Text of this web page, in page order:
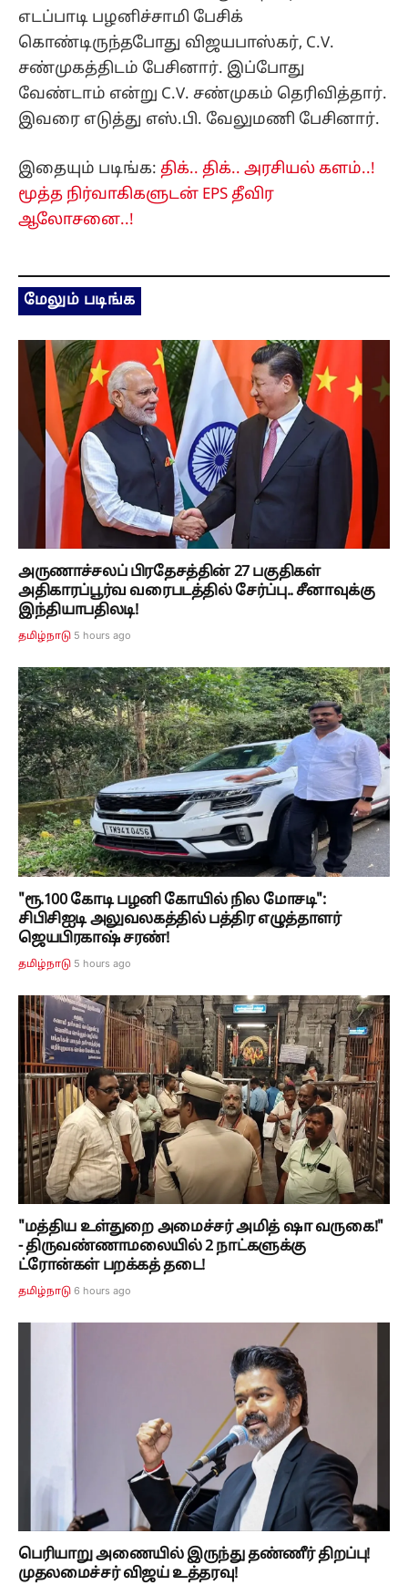
எடப்பாடி பழனிச்சாமி பேசிக்
கொண்டிருந்தபோது விஜயபாஸ்கர், C.V.
சண்முகத்திடம் பேசினார். இப்போது
வேண்டாம் என்று C.V. சண்முகம் தெரிவித்தார்.
இவரை எடுத்து எஸ்.பி. வேலுமணி பேசினார்.
இதையும் படிங்க: திக்.. திக்.. அரசியல் களம்..!
மூத்த நிர்வாகிகளுடன் EPS தீவிர
ஆலோசனை..!
மேலும் படிங்க
அருணாச்சலப் பிரதேசத்தின் 27 பகுதிகள்
அதிகாரப்பூர்வ வரைபடத்தில் சேர்ப்பு.. சீனாவுக்கு
இந்தியாபதிலடி!
தமிழ்நாடு 5 hours ago
"ரூ.100 கோடி பழனி கோயில் நில மோசடி":
சிபிசிஐடி அலுவலகத்தில் பத்திர எழுத்தாளர்
ஜெயபிரகாஷ் சரண்!
தமிழ்நாடு 5 hours ago
"மத்திய உள்துறை அமைச்சர் அமித் ஷா வருகை!"
- திருவண்ணாமலையில் 2 நாட்களுக்கு
ட்ரோன்கள் பறக்கத் தடை!
தமிழ்நாடு 6 hours ago
பெரியாறு அணையில் இருந்து தண்ணீர் திறப்பு!
முதலமைச்சர் விஜய் உத்தரவு!